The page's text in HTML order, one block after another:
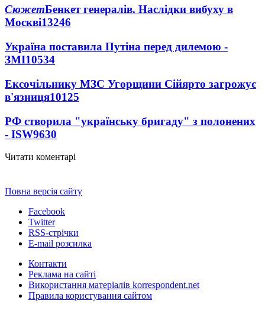
СюжетБенкет генералів. Наслідки вибуху в
Москві13246
Україна поставила Путіна перед дилемою -
ЗМІ10534
Ексочільнику МЗС Угорщини Сійярто загрожує
в'язниця10125
РФ створила "українську бригаду" з полонених
- ISW9630
Читати коментарі
Повна версія сайту
Facebook
Twitter
RSS-стрічки
E-mail розсилка
Контакти
Реклама на сайті
Використання матеріалів korrespondent.net
Правила користування сайтом